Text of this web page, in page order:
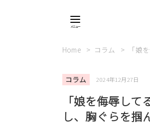
Home コラム 「娘
コラム 2024年12月27日
「娘を侮辱し
し、胸ぐらを